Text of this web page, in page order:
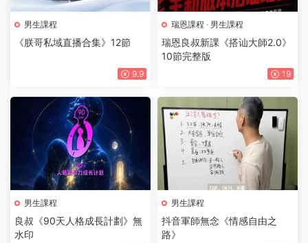
男生課程
《朕哥私域直播合集》12節
9.9
瑞恩課程 · 男生課程
瑞恩良叔新課《搭讪大師2.0》
10節完整版
19
男生課程
良叔《90天人格成長計劃》無
水印
男生課程
抖音軍師無念《情感自由之
路》